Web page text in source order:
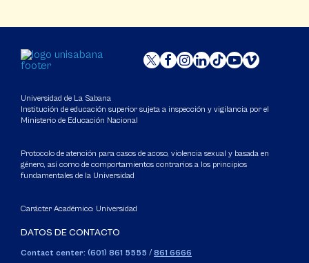
Universidad de La Sabana
Institución de educación superior sujeta a inspección y vigilancia por el
Ministerio de Educación Nacional
Protocolo de atención para casos de acoso, violencia sexual y basada en
género, así como de comportamientos contrarios a los principios
fundamentales de la Universidad
Carácter Académico: Universidad
DATOS DE CONTACTO
Contact center: (601) 861 5555 / 861 6666